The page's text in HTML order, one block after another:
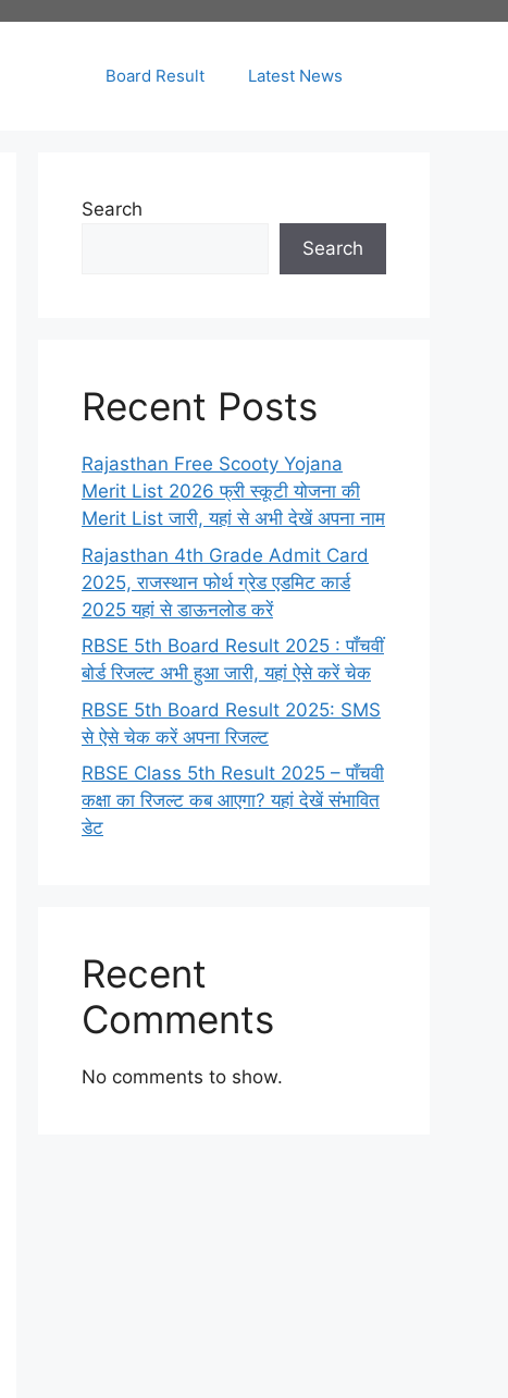
Board Result Latest News
Search
Search
Recent Posts
Rajasthan Free Scooty Yojana
Merit List 2026 फ्री स्कूटी योजना की
Merit List जारी, यहां से अभी देखें अपना नाम
Rajasthan 4th Grade Admit Card
2025, राजस्थान फोर्थ ग्रेड एडमिट कार्ड
2025 यहां से डाऊनलोड करें
RBSE 5th Board Result 2025 : पाँचवीं
बोर्ड रिजल्ट अभी हुआ जारी, यहां ऐसे करें चेक
RBSE 5th Board Result 2025: SMS
से ऐसे चेक करें अपना रिजल्ट
RBSE Class 5th Result 2025 – पाँचवी
कक्षा का रिजल्ट कब आएगा? यहां देखें संभावित
डेट
Recent
Comments
No comments to show.